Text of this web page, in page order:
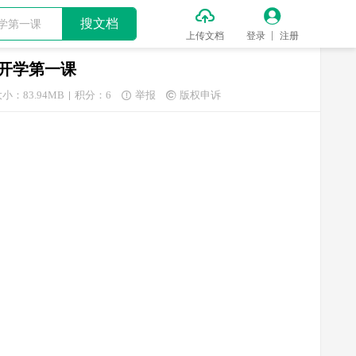
搜文档 
上传文档

登录 注册
学第一课
小：83.94MB 积分：6  举报  版权申诉